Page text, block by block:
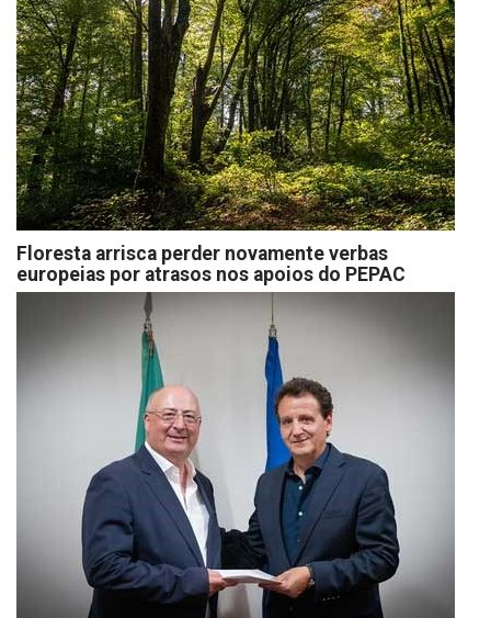
Floresta arrisca perder novamente verbas
europeias por atrasos nos apoios do PEPAC